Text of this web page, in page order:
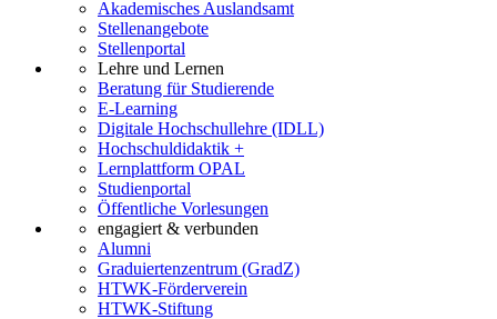
Akademisches Auslandsamt
Stellenangebote
Stellenportal
Lehre und Lernen
Beratung für Studierende
E-Learning
Digitale Hochschullehre (IDLL)
Hochschuldidaktik +
Lernplattform OPAL
Studienportal
Öffentliche Vorlesungen
engagiert & verbunden
Alumni
Graduiertenzentrum (GradZ)
HTWK-Förderverein
HTWK-Stiftung